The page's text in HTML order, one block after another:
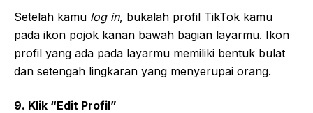
Setelah kamu log in, bukalah profil TikTok kamu
pada ikon pojok kanan bawah bagian layarmu. Ikon
profil yang ada pada layarmu memiliki bentuk bulat
dan setengah lingkaran yang menyerupai orang.
9. Klik “Edit Profil”